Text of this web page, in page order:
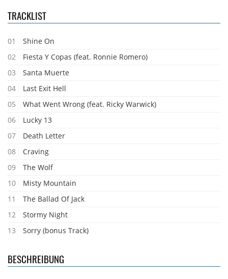
TRACKLIST
01
Shine On
02
Fiesta Y Copas (feat. Ronnie Romero)
03
Santa Muerte
04
Last Exit Hell
05
What Went Wrong (feat. Ricky Warwick)
06
Lucky 13
07
Death Letter
08
Craving
09
The Wolf
10
Misty Mountain
11
The Ballad Of Jack
12
Stormy Night
13
Sorry (bonus Track)
BESCHREIBUNG